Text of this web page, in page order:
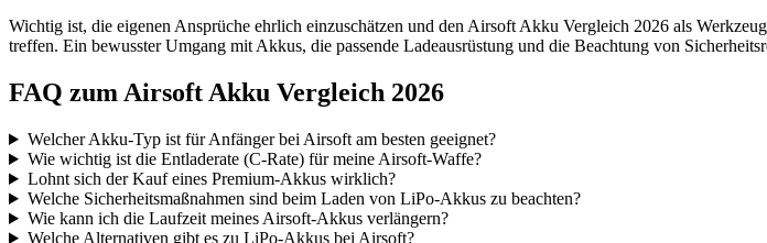
Wichtig ist, die eigenen Ansprüche ehrlich einzuschätzen und den Airsoft Akku Vergleich 2026 als
treffen. Ein bewusster Umgang mit Akkus, die passende Ladeausrüstung und die Beachtung von
FAQ zum Airsoft Akku Vergleich 2026
Welcher Akku-Typ ist für Anfänger bei Airsoft am besten geeignet?
Wie wichtig ist die Entladerate (C-Rate) für meine Airsoft-Waffe?
Lohnt sich der Kauf eines Premium-Akkus wirklich?
Welche Sicherheitsmaßnahmen sind beim Laden von LiPo-Akkus zu beachten?
Wie kann ich die Laufzeit meines Airsoft-Akkus verlängern?
Welche Alternativen gibt es zu LiPo-Akkus bei Airsoft?